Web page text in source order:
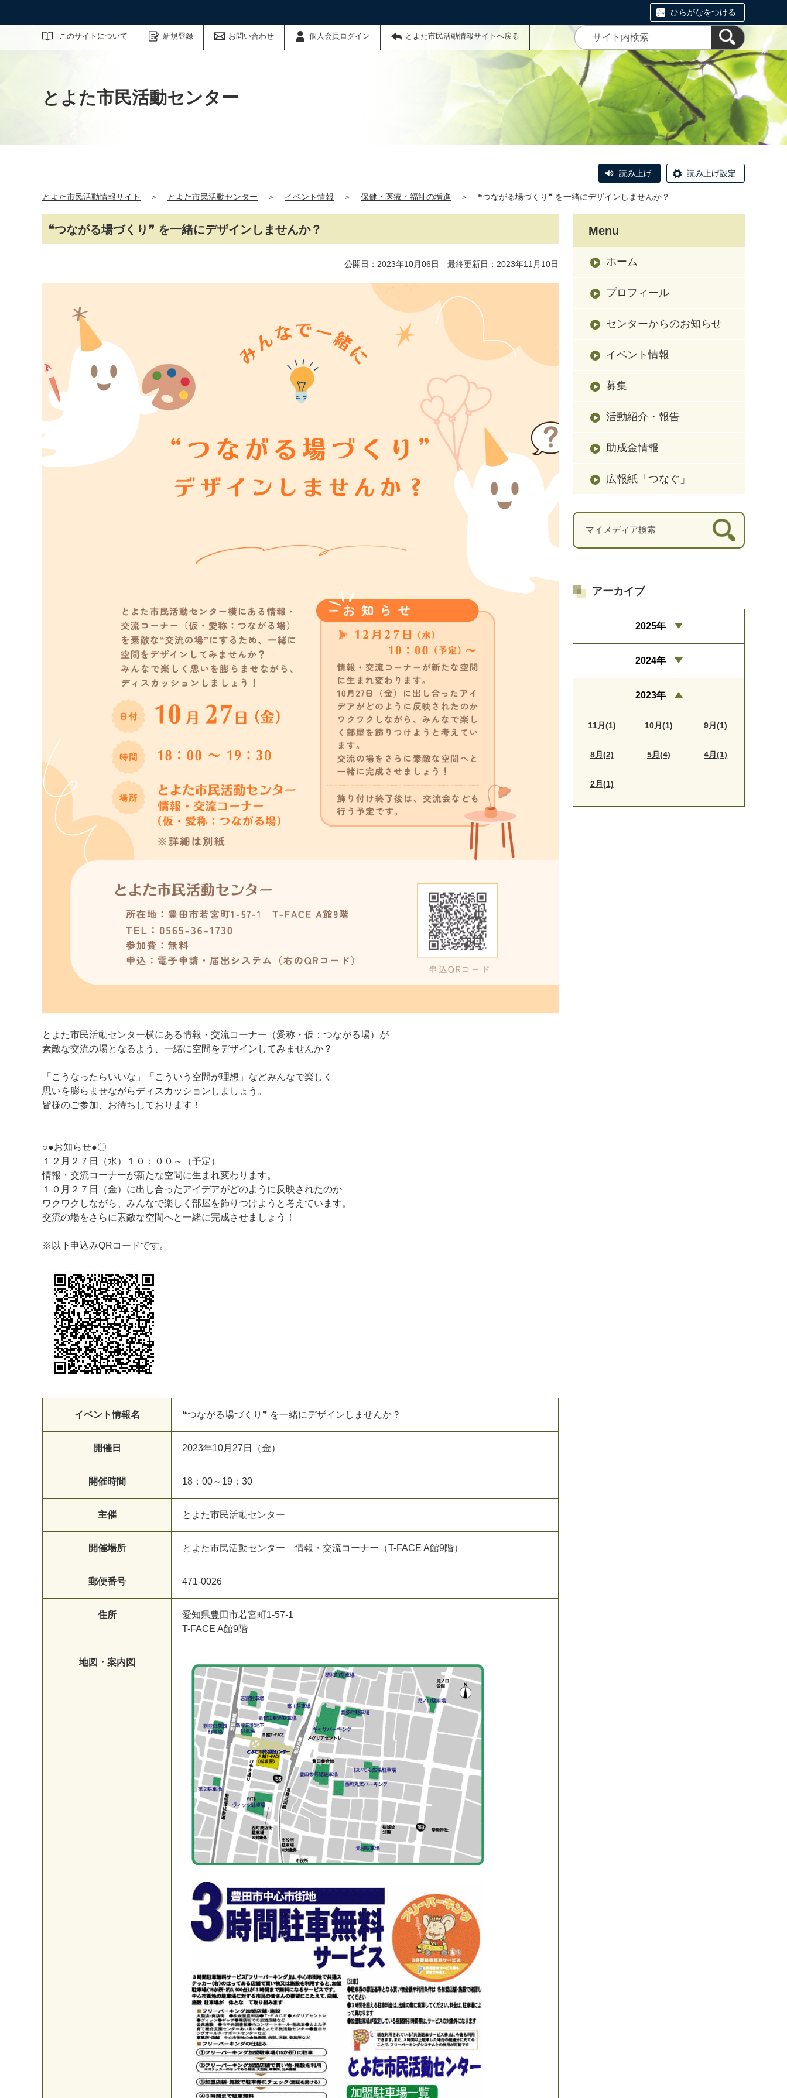
ひらがなをつける
このサイトについて 新規登録 お問い合わせ 個人会員ログイン とよた市民活動情報サイトへ戻る
サイト内検索
とよた市民活動センター
読み上げ 読み上げ設定
とよた市民活動情報サイト ＞ とよた市民活動センター ＞ イベント情報 ＞ 保健・医療・福祉の増進 ＞ ❝つながる場づくり❞ を一緒にデザインしませんか？
❝つながる場づくり❞ を一緒にデザインしませんか？
公開日：2023年10月06日 最終更新日：2023年11月10日
とよた市民活動センター横にある情報・交流コーナー（愛称・仮：つながる場）が
素敵な交流の場となるよう、一緒に空間をデザインしてみませんか？
「こうなったらいいな」「こういう空間が理想」などみんなで楽しく
思いを膨らませながらディスカッションしましょう。
皆様のご参加、お待ちしております！
○●お知らせ●〇
１２月２７日（水）１０：００～（予定）
情報・交流コーナーが新たな空間に生まれ変わります。
１０月２７日（金）に出し合ったアイデアがどのように反映されたのか
ワクワクしながら、みんなで楽しく部屋を飾りつけようと考えています。
交流の場をさらに素敵な空間へと一緒に完成させましょう！
※以下申込みQRコードです。
イベント情報名 ❝つながる場づくり❞ を一緒にデザインしませんか？
開催日 2023年10月27日（金）
開催時間 18：00～19：30
主催 とよた市民活動センター
開催場所 とよた市民活動センター 情報・交流コーナー（T-FACE A館9階）
郵便番号 471-0026
住所
愛知県豊田市若宮町1-57-1
T-FACE A館9階
地図・案内図
Menu
ホーム
プロフィール
センターからのお知らせ
イベント情報
募集
活動紹介・報告
助成金情報
広報紙「つなぐ」
アーカイブ
2025年
2024年
2023年
11月(1) 10月(1) 9月(1)
8月(2) 5月(4) 4月(1)
2月(1)